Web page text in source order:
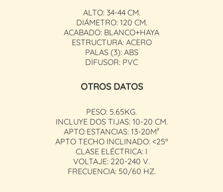
ALTO: 34-44 CM.
DIÁMETRO: 120 CM.
ACABADO: BLANCO+HAYA
ESTRUCTURA: ACERO
PALAS (3): ABS
DIFUSOR: PVC
OTROS DATOS
PESO: 5.65KG.
INCLUYE DOS TIJAS: 10-20 CM.
APTO ESTANCIAS: 13-20M²
APTO TECHO INCLINADO: <25º
CLASE ELÉCTRICA: I
VOLTAJE: 220-240 V.
FRECUENCIA: 50/60 HZ.